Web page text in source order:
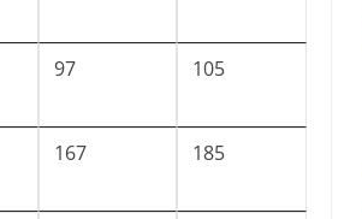
97 105
167 185